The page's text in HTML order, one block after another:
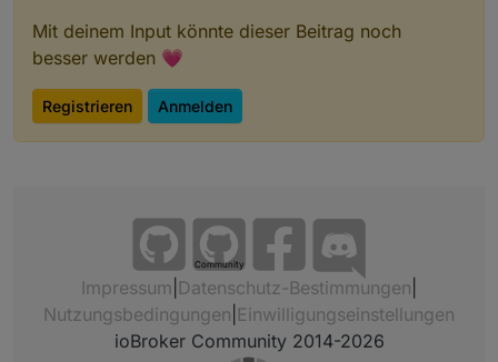
Mit deinem Input könnte dieser Beitrag noch
besser werden 💗
Registrieren Anmelden
Community
Impressum Datenschutz-Bestimmungen
Nutzungsbedingungen Einwilligungseinstellungen
ioBroker Community 2014-2026